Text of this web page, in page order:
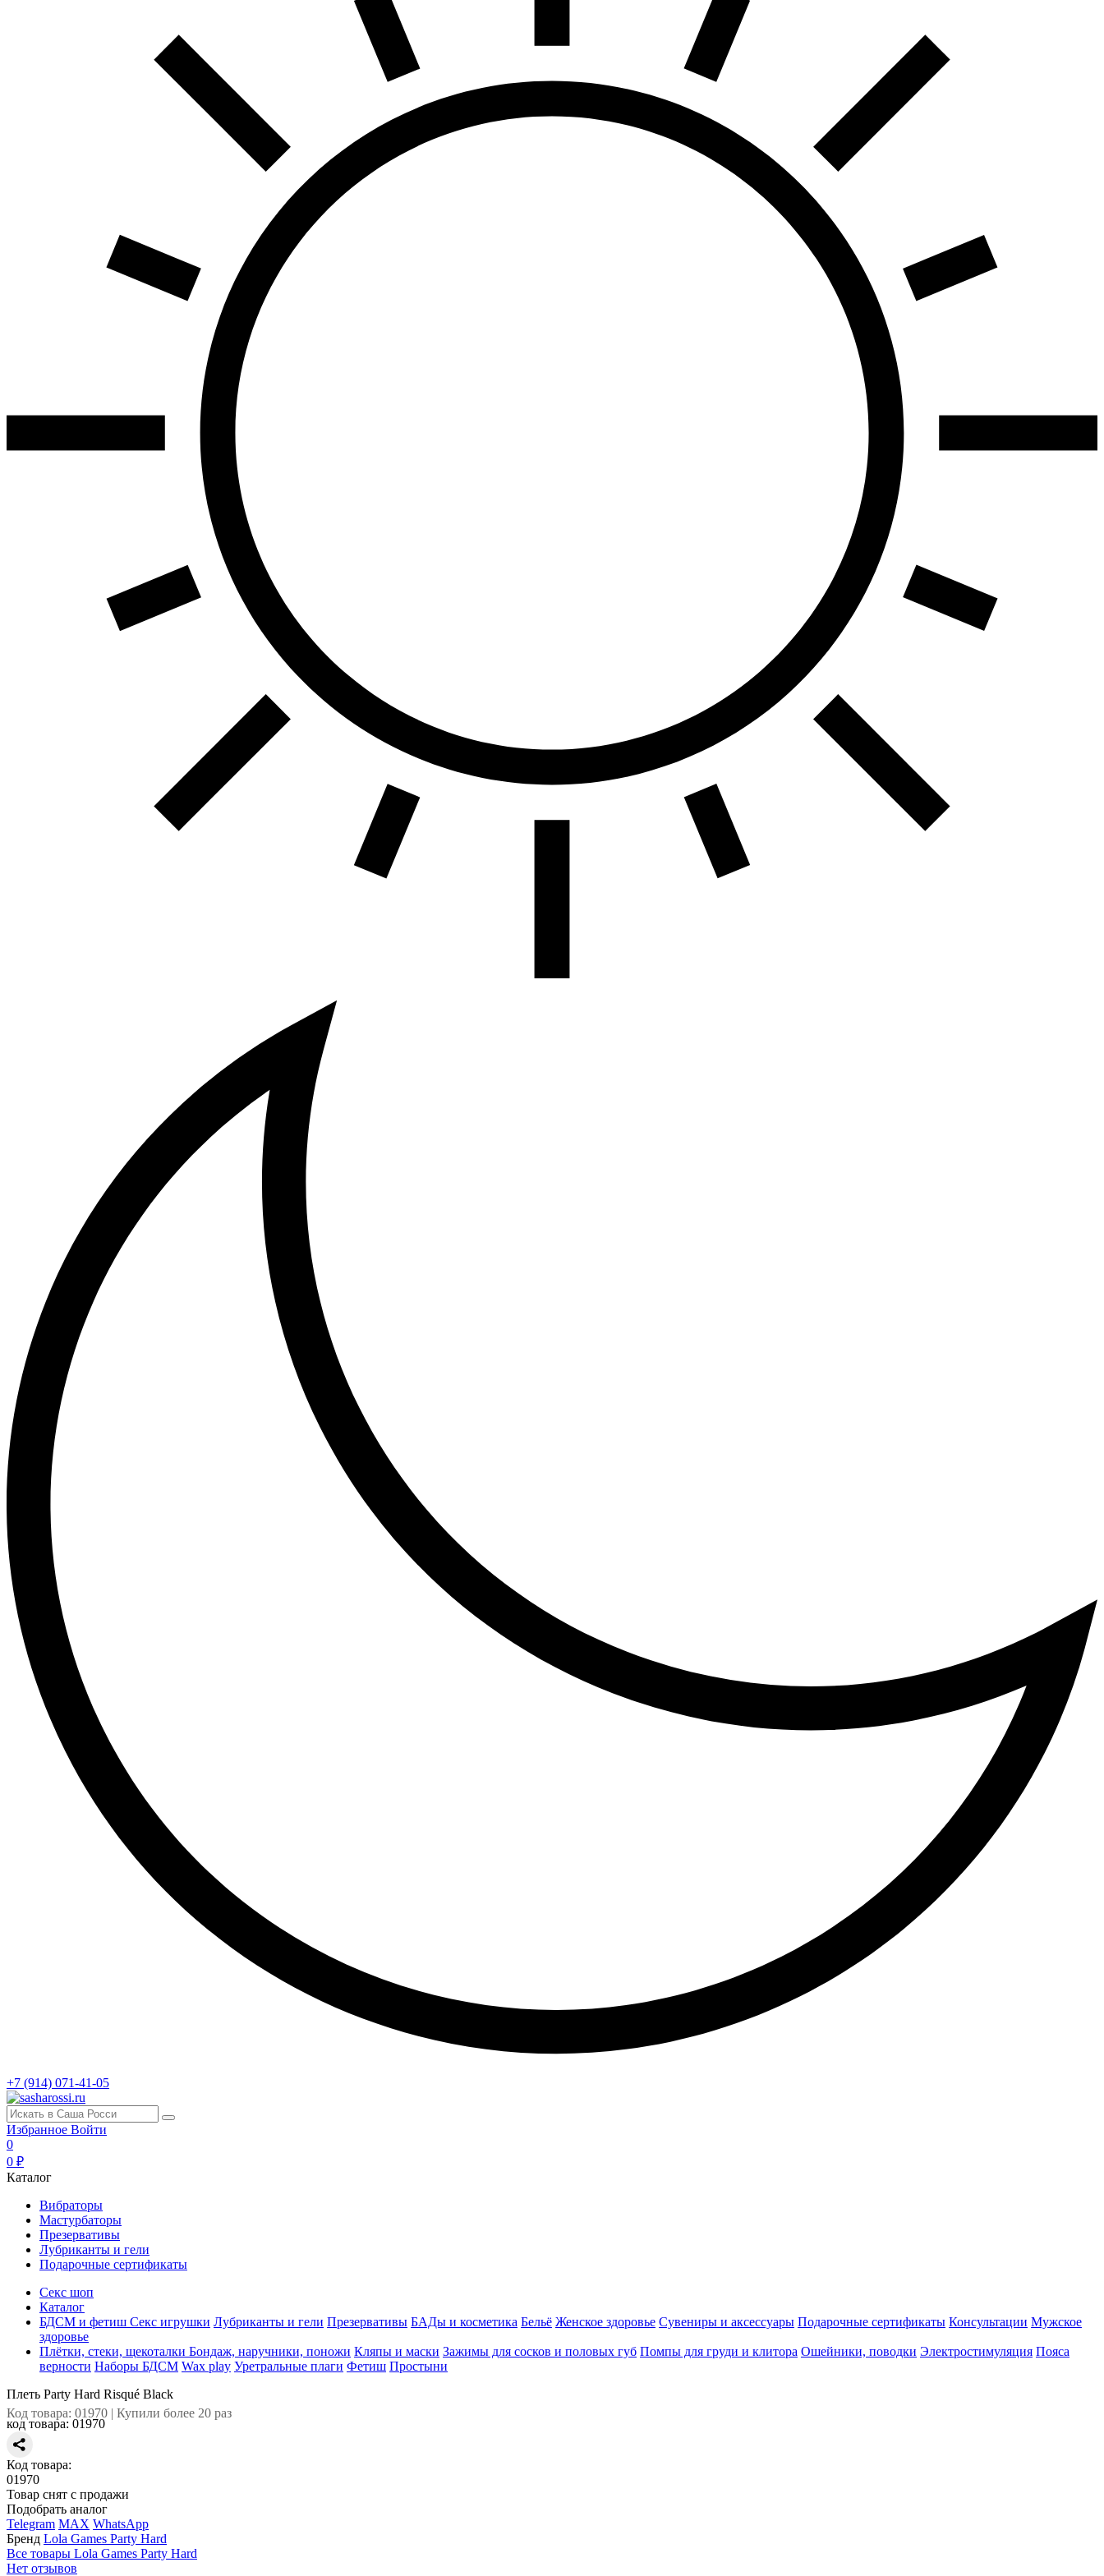
+7 (914) 071-41-05
Избранное Войти
0
0 ₽
Каталог
Вибраторы
Мастурбаторы
Презервативы
Лубриканты и гели
Подарочные сертификаты
Секс шоп
Каталог
БДСМ и фетиш Секс игрушки Лубриканты и гели Презервативы БАДы и косметика Бельё Женское здоровье Сувениры и аксессуары Подарочные сертификаты Консультации Мужское
здоровье
Плётки, стеки, щекоталки Бондаж, наручники, поножи Кляпы и маски Зажимы для сосков и половых губ Помпы для груди и клитора Ошейники, поводки Электростимуляция Пояса
верности Наборы БДСМ Wax play Уретральные плаги Фетиш Простыни
Плеть Party Hard Risqué Black
Код товара: 01970 | Купили более 20 раз
код товара: 01970
Код товара:
01970
Товар снят с продажи
Подобрать аналог
Telegram MAX WhatsApp
Бренд Lola Games Party Hard
Все товары Lola Games Party Hard
Нет отзывов